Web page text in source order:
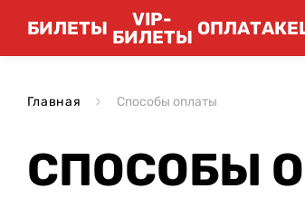
БИЛЕТЫ
VIP-
БИЛЕТЫ ОПЛАТА
Главная Способы оплаты
СПОСОБЫ